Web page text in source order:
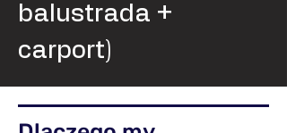
balustrada +
carport)